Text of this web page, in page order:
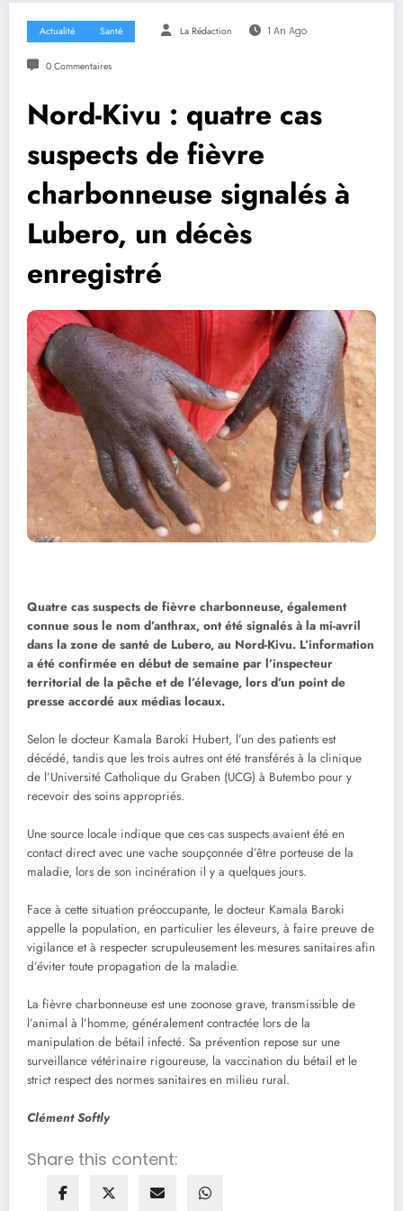
Actualité Santé La Rédaction 1 An Ago
0 Commentaires
Nord-Kivu : quatre cas
suspects de fièvre
charbonneuse signalés à
Lubero, un décès
enregistré
Quatre cas suspects de fièvre charbonneuse, également
connue sous le nom d’anthrax, ont été signalés à la mi-avril
dans la zone de santé de Lubero, au Nord-Kivu. L’information
a été confirmée en début de semaine par l’inspecteur
territorial de la pêche et de l’élevage, lors d’un point de
presse accordé aux médias locaux.
Selon le docteur Kamala Baroki Hubert, l’un des patients est
décédé, tandis que les trois autres ont été transférés à la clinique
de l’Université Catholique du Graben (UCG) à Butembo pour y
recevoir des soins appropriés.
Une source locale indique que ces cas suspects avaient été en
contact direct avec une vache soupçonnée d’être porteuse de la
maladie, lors de son incinération il y a quelques jours.
Face à cette situation préoccupante, le docteur Kamala Baroki
appelle la population, en particulier les éleveurs, à faire preuve de
vigilance et à respecter scrupuleusement les mesures sanitaires afin
d’éviter toute propagation de la maladie.
La fièvre charbonneuse est une zoonose grave, transmissible de
l’animal à l’homme, généralement contractée lors de la
manipulation de bétail infecté. Sa prévention repose sur une
surveillance vétérinaire rigoureuse, la vaccination du bétail et le
strict respect des normes sanitaires en milieu rural.
Clément Softly
Share this content: